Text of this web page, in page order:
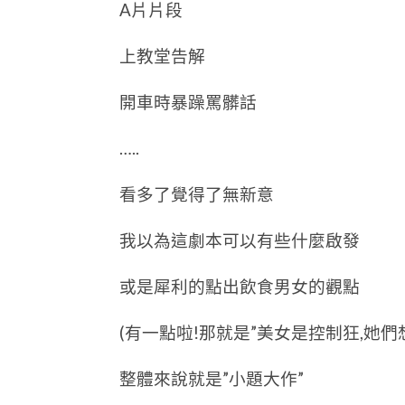
A片片段
上教堂告解
開車時暴躁罵髒話
…..
看多了覺得了無新意
我以為這劇本可以有些什麼啟發
或是犀利的點出飲食男女的觀點
(有一點啦!那就是”美女是控制狂,她們
整體來說就是”小題大作”